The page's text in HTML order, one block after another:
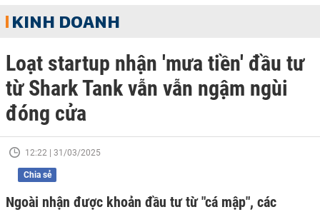
KINH DOANH
Loạt startup nhận 'mưa tiền' đầu tư
từ Shark Tank vẫn vẫn ngậm ngùi
đóng cửa
12:22 | 31/03/2025
Chia sẻ
Ngoài nhận được khoản đầu tư từ "cá mập", các